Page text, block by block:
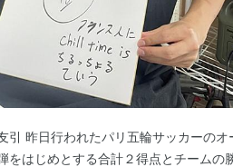
引 昨日行われたパリ五輪サッカーのオ
をはじめとする合計２得点とチームの